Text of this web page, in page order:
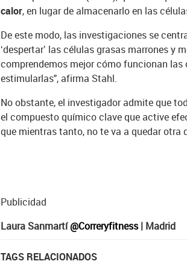
calor, en lugar de almacenarlo en las
De este modo, las investigaciones se
‘despertar’ las células grasas marrones y
comprendemos mejor cómo funcionan las
estimularlas", afirma Stahl.
No obstante, el investigador admite que
el compuesto químico clave que active
que mientras tanto, no te va a quedar otra
Publicidad
Laura Sanmartí@Correryfitness| Madrid
TAGS RELACIONADOS